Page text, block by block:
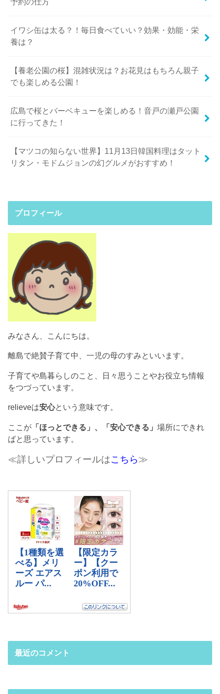
イワシ缶は太る？！毎日食べていい？効果・効能・栄
養は？
【養老公園の桜】混雑状況は？お花見はもちろん親子
でも楽しめる公園！
広島で桜とバーベキューを楽しめる！音戸の瀬戸公園
に行ってきた！
【マツコの知らない世界】11月13日韓国料理はタット
リタン・モドムジョンの幻グルメがおすすめ！
プロフィール
みなさん、こんにちは。
離島で絶賛子育て中、一児の母のすみといいます。
子育てや島暮らしのこと、日々思うことやお役立ち情報
をつづっています。
relieveは安心という意味です。
ここが 「ほっとできる」、「安心できる」場所にできれ
ばと思っています。
≪詳しいプロフィールはこちら≫
最近のコメント